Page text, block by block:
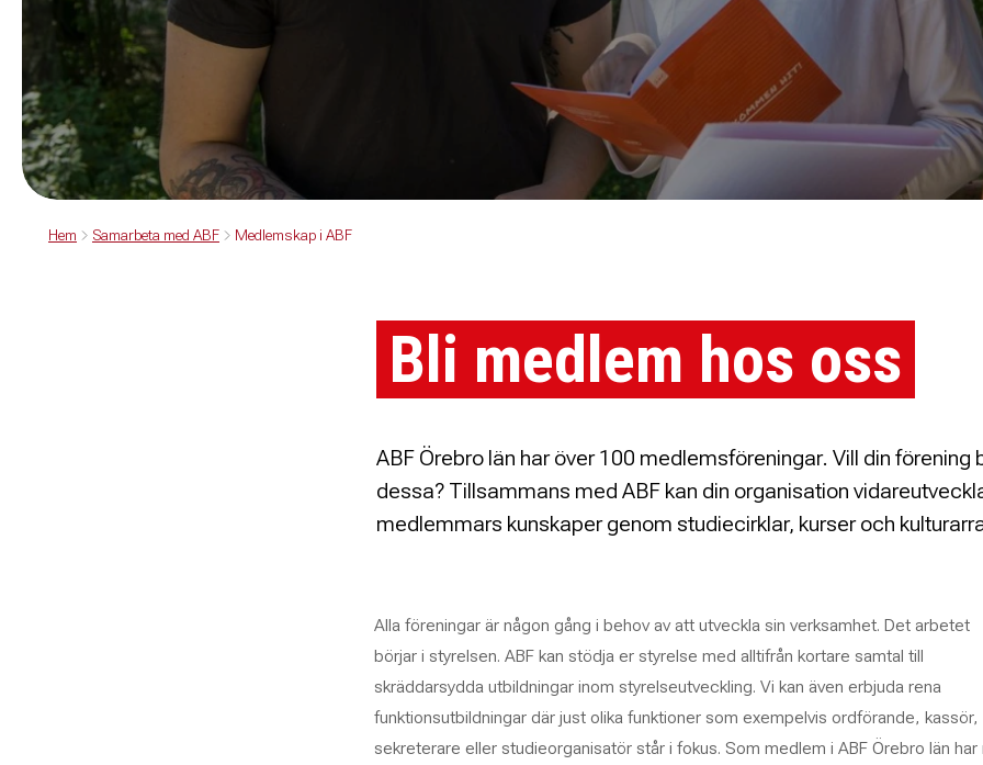
Hem Samarbeta med ABF Medlemskap i ABF
Bli medlem hos oss
ABF Örebro län har över 100 medlemsföreningar. Vill din förening
dessa? Tillsammans med ABF kan din organisation
medlemmars kunskaper genom studiecirklar, kurser och
Alla föreningar är någon gång i behov av att utveckla sin verksamhet. Det arbetet
börjar i styrelsen. ABF kan stödja er styrelse med alltifrån kortare samtal till
skräddarsydda utbildningar inom styrelseutveckling. Vi kan även erbjuda rena
funktionsutbildningar där just olika funktioner som exempelvis ordförande, kassör,
sekreterare eller studieorganisatör står i fokus. Som medlem i ABF Örebro län har